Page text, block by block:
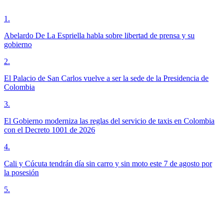
1 .
Abelardo De La Espriella habla sobre libertad de prensa y su
gobierno
2.
El Palacio de San Carlos vuelve a ser la sede de la Presidencia de
Colombia
3.
El Gobierno moderniza las reglas del servicio de taxis en Colombia
con el Decreto 1001 de 2026
4.
Cali y Cúcuta tendrán día sin carro y sin moto este 7 de agosto por
la posesión
5.